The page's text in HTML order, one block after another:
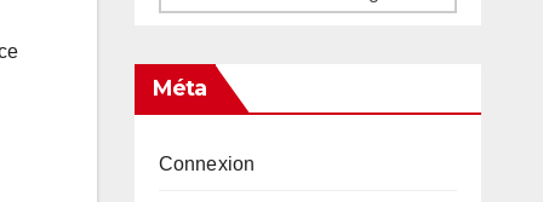
Méta
Connexion